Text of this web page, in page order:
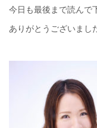
今日も最後まで読んで
ありがとうございまし